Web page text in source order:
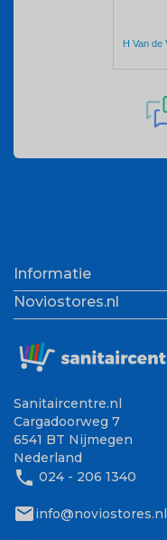
Informatie
Noviostores.nl
Sanitaircentre.nl
Cargadoorweg 7
6541 BT Nijmegen
Nederland
phone 024 - 206 1340
mailinfo@noviostores.nl